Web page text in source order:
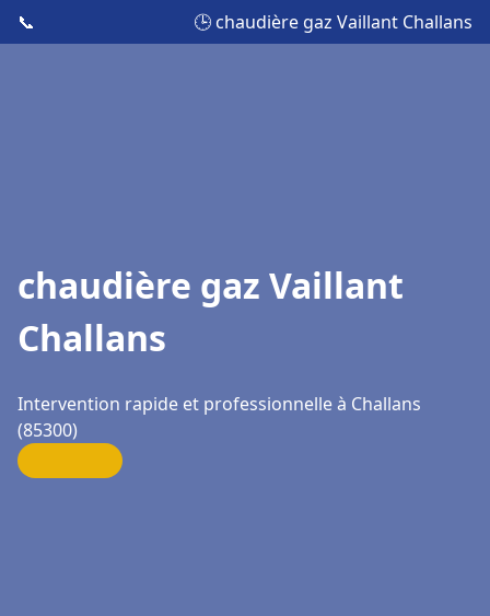
📞 🕒 chaudière gaz Vaillant Challans
chaudière gaz Vaillant
Challans
Intervention rapide et professionnelle à Challans
(85300)